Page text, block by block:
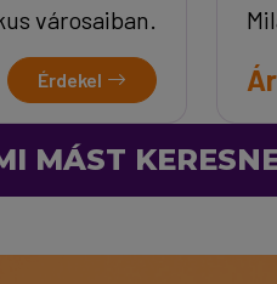
városaiban.
Érdekel
MÁST